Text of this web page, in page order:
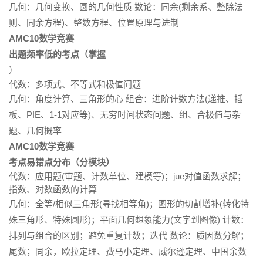
几何：几何变换、圆的几何性质 数论：同余(剩余系、整除法
则、同余方程)、整数方程、位置原理与进制
AMC10数学竞赛
出题频率低的考点（掌握
）
代数：多项式、不等式和极值问题
几何：角度计算、三角形的心 组合：进阶计数方法(递推、插
板、PIE、1-1对应等)、无穷时间状态问题、组、合极值与杂
题、几何概率
AMC10数学竞赛
考点易错点分布（分模块）
代数：应用题(审题、计数单位、建模等)；jue对值函数求解；
指数、对数函数的计算
几何：全等/相似三角形(寻找相等角)；图形的切割增补(转化特
殊三角形、特殊圆形)；平面几何想象能力(文字到图像) 计数：
排列与组合的区别；避免重复计数；迭代 数论：质因数分解；
尾数；同余，欧拉定理、费马小定理、威尔逊定理、中国余数